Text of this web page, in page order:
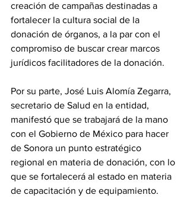
creación de campañas destinadas a
fortalecer la cultura social de la
donación de órganos, a la par con el
compromiso de buscar crear marcos
jurídicos facilitadores de la donación.
Por su parte, José Luis Alomía Zegarra,
secretario de Salud en la entidad,
manifestó que se trabajará de la mano
con el Gobierno de México para hacer
de Sonora un punto estratégico
regional en materia de donación, con lo
que se fortalecerá al estado en materia
de capacitación y de equipamiento.